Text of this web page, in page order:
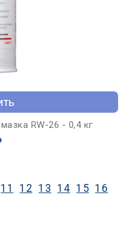
RW-26 - 0,4 кг
11 12 13 14 15 16